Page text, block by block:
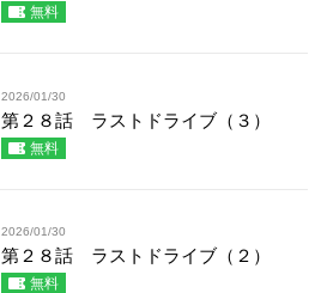
無料
2026/01/30
第２８話 ラストドライブ（３）
無料
2026/01/30
第２８話 ラストドライブ（２）
無料